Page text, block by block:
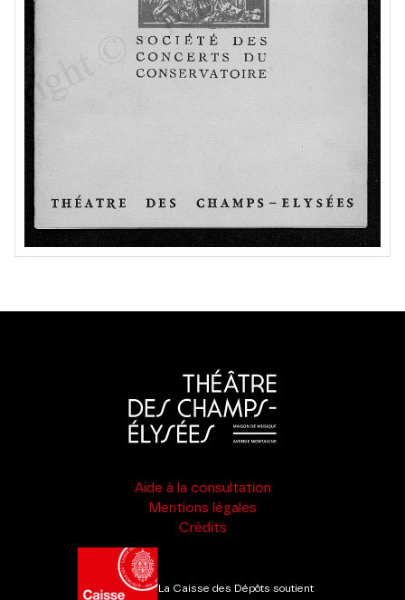
Aide à la consultation
Mentions légales
Crédits
La Caisse des Dépôts soutient